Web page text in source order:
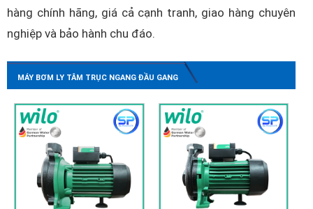
hàng chính hãng, giá cả cạnh tranh, giao hàng chuyên
nghiệp và bảo hành chu đáo.
MÁY BƠM LY TÂM TRỤC NGANG ĐẦU GANG